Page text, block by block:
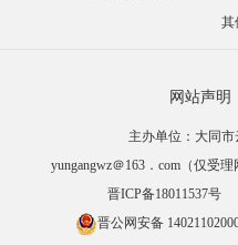
其
网站声明
主办单位：大同
yungangwz＠163．com（仅受
晋ICP备18011537号
晋公网安备